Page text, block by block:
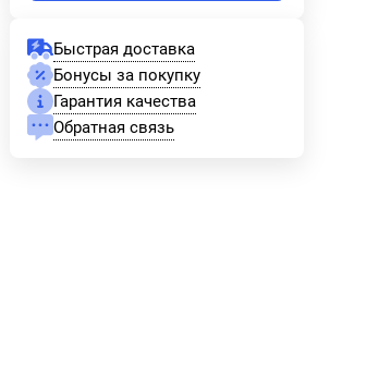
Быстрая доставка
Бонусы за покупку
Гарантия качества
Обратная связь